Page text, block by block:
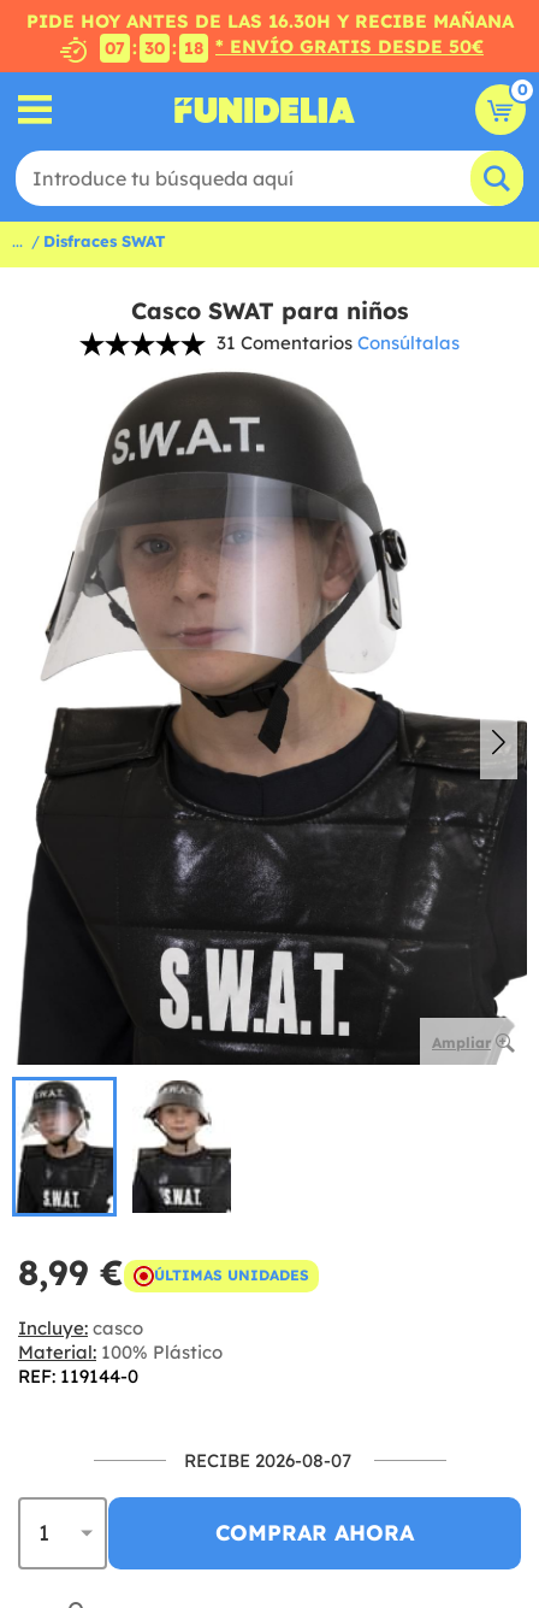
PIDE HOY ANTES DE LAS 16.30H Y RECIBE MAÑANA
07 : 30 : 18 * ENVÍO GRATIS DESDE 50€
0
... Disfraces SWAT
Casco SWAT para niños
31 Comentarios Consúltalas
Ampliar
8,99 € ÚLTIMAS UNIDADES
Incluye: casco
Material: 100% Plástico
REF: 119144-0
RECIBE 2026-08-07
COMPRAR AHORA